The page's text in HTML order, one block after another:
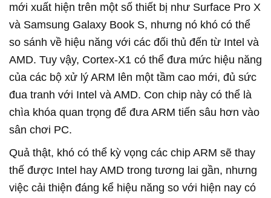
mới xuất hiện trên một số thiết bị như Surface Pro X
và Samsung Galaxy Book S, nhưng nó khó có thể
so sánh về hiệu năng với các đối thủ đến từ Intel và
AMD. Tuy vậy, Cortex-X1 có thể đưa mức hiệu năng
của các bộ xử lý ARM lên một tầm cao mới, đủ sức
đua tranh với Intel và AMD. Con chip này có thể là
chìa khóa quan trọng để đưa ARM tiến sâu hơn vào
sân chơi PC.
Quả thật, khó có thể kỳ vọng các chip ARM sẽ thay
thế được Intel hay AMD trong tương lai gần, nhưng
việc cải thiện đáng kể hiệu năng so với hiện nay có